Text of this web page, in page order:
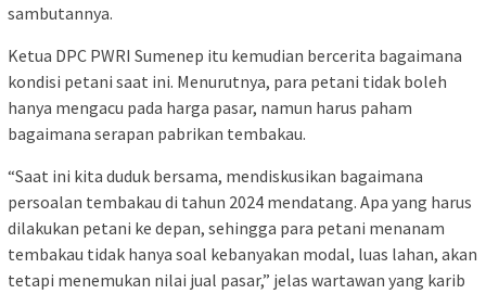
sambutannya.
Ketua DPC PWRI Sumenep itu kemudian bercerita bagaimana
kondisi petani saat ini. Menurutnya, para petani tidak boleh
hanya mengacu pada harga pasar, namun harus paham
bagaimana serapan pabrikan tembakau.
“Saat ini kita duduk bersama, mendiskusikan bagaimana
persoalan tembakau di tahun 2024 mendatang. Apa yang harus
dilakukan petani ke depan, sehingga para petani menanam
tembakau tidak hanya soal kebanyakan modal, luas lahan, akan
tetapi menemukan nilai jual pasar,” jelas wartawan yang karib